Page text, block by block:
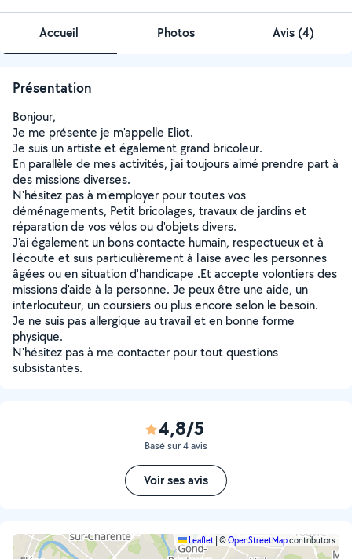
Accueil Photos Avis (4)
Présentation
Bonjour,
Je me présente je m'appelle Eliot.
Je suis un artiste et également grand bricoleur.
En parallèle de mes activités, j'ai toujours aimé prendre part à
des missions diverses.
N'hésitez pas à m'employer pour toutes vos
déménagements, Petit bricolages, travaux de jardins et
réparation de vos vélos ou d'objets divers.
J'ai également un bons contacte humain, respectueux et à
l'écoute et suis particulièrement à l'aise avec les personnes
âgées ou en situation d'handicape .Et accepte volontiers des
missions d'aide à la personne. Je peux être une aide, un
interlocuteur, un coursiers ou plus encore selon le besoin.
Je ne suis pas allergique au travail et en bonne forme
physique.
N'hésitez pas à me contacter pour tout questions
subsistantes.
4,8/5
Basé sur 4 avis
Voir ses avis
Leaflet ©OpenStreetMapcontributors